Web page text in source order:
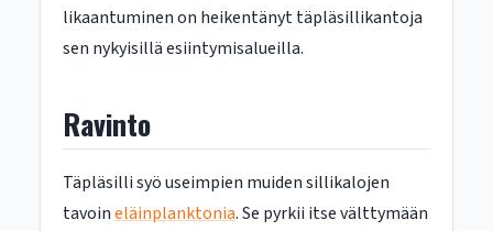
likaantuminen on heikentänyt täpläsillikantoja
sen nykyisillä esiintymisalueilla.
Ravinto
Täpläsilli syö useimpien muiden sillikalojen
tavoineläinplanktonia. Se pyrkii itse välttymään